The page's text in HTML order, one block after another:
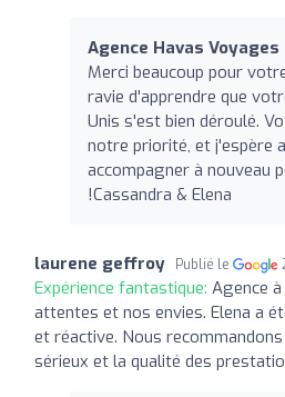
Agence Havas Voyages
Merci beaucoup pour
ravie d'apprendre que
Unis s'est bien déroulé.
notre priorité, et j'espère
accompagner à nouveau
!Cassandra & Elena
laurene geffroy Publié le
Expérience fantastique: Agence à
attentes et nos envies. Elena a
et réactive. Nous recommandons
sérieux et la qualité des